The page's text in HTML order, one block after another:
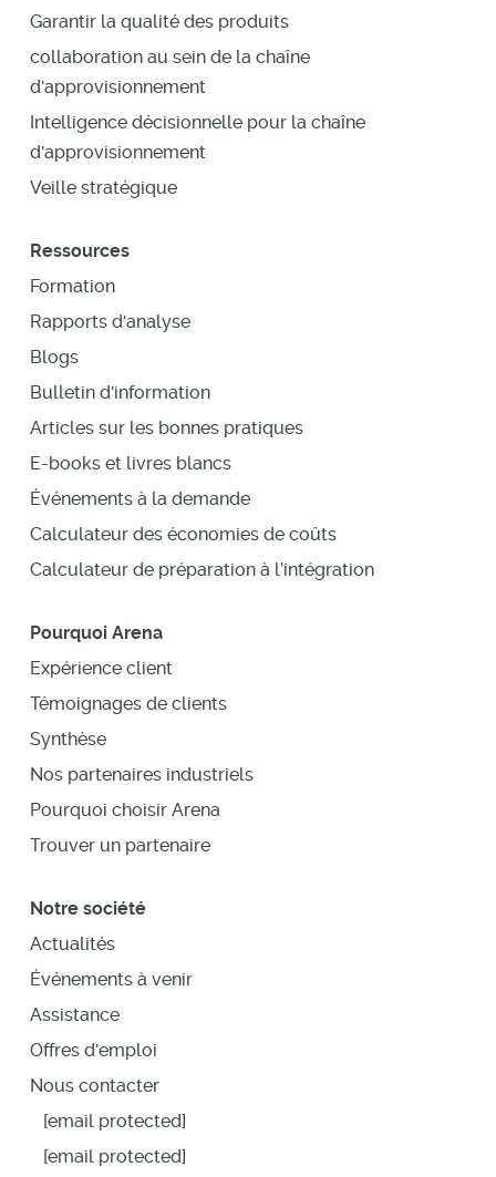
Garantir la qualité des produits
collaboration au sein de la chaîne
d'approvisionnement
Intelligence décisionnelle pour la chaîne
d'approvisionnement
Veille stratégique
Ressources
Formation
Rapports d'analyse
Blogs
Bulletin d'information
Articles sur les bonnes pratiques
E-books et livres blancs
Événements à la demande
Calculateur des économies de coûts
Calculateur de préparation à l’intégration
Pourquoi Arena
Expérience client
Témoignages de clients
Synthèse
Nos partenaires industriels
Pourquoi choisir Arena
Trouver un partenaire
Notre société
Actualités
Événements à venir
Assistance
Offres d'emploi
Nous contacter
[email protected]
[email protected]